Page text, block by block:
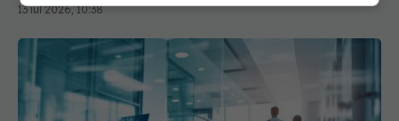
13 iul 2026, 10:38